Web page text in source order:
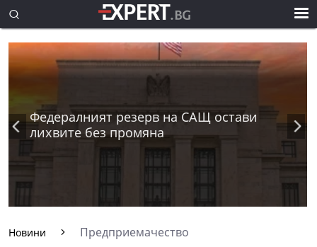
Федералният резерв на САЩ остави
лихвите без промяна
Новини Предприемачество